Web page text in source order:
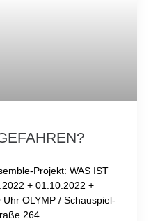
Projekt: WAS IST
+ 01.10.2022 +
OLYMP / Schauspiel-
264